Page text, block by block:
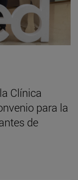
Clínica
para la
de